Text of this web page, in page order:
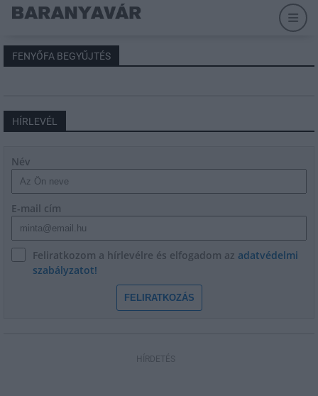
FENYŐFA BEGYŰJTÉS
HÍRLEVÉL
Név
E-mail cím
Feliratkozom a hírlevélre és elfogadom az adatvédelmi
szabályzatot!
FELIRATKOZÁS
HÍRDETÉS